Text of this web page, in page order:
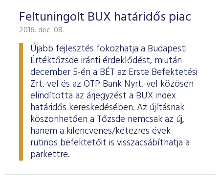
Feltuningolt BUX határidős piac
2016. dec. 08.
Újabb fejlesztés fokozhatja a Budapesti
Értéktőzsde iránti érdeklődést, miután
december 5-én a BÉT az Erste Befektetési
Zrt.-vel és az OTP Bank Nyrt.-vel közösen
elindította az árjegyzést a BUX index
határidős kereskedésében. Az újításnak
köszönhetően a Tőzsde nemcsak az új,
hanem a kilencvenes/kétezres évek
rutinos befektetőit is visszacsábíthatja a
parkettre.